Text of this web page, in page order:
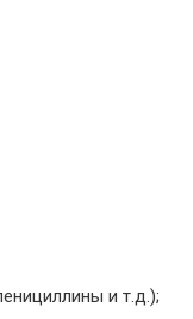
и т.д.);